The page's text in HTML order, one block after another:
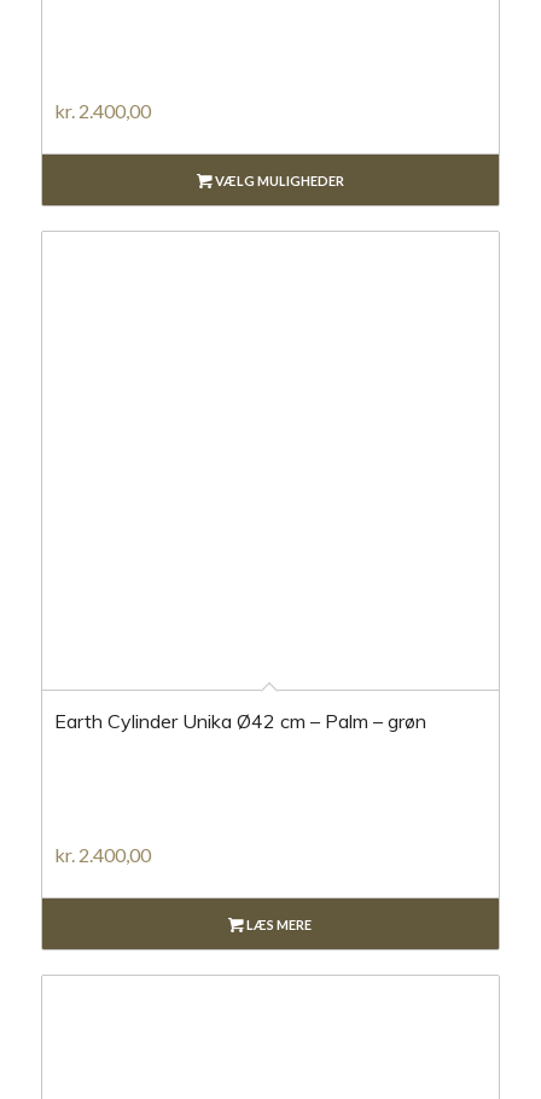
kr. 2.400,00
VÆLG MULIGHEDER
Earth Cylinder Unika Ø42 cm – Palm – grøn
kr. 2.400,00
LÆS MERE